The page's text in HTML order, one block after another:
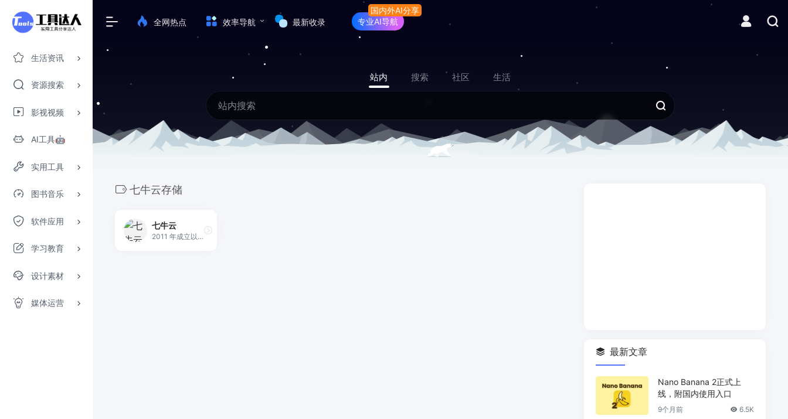
生活资讯
资源搜索
影视视频
AI工具🤖
实用工具
图书音乐
软件应用
学习教育
设计素材
媒体运营
全网热点 效率导航 最新收录 专业AI导航
站内 搜索 社区 生活
七牛云存储
七牛云
2011 年成立以来，七牛云致力于成为全球领先的一站式场景化智能视频云服务商，围绕数字化浪潮下的在线音视频需求，基于强大的云边一体化能力和低代码能力，持续在视频点播、互动直播、实时音视频、摄像头上云等领域，进行深度技术投入，提供面向业务场景的视频云解决方案。截至目前，有超过 100 万企业客户和开发者长期使用七牛云服务，包括 OPPO 、爱奇艺、平安银行、招商银行、上汽集团、芒果 TV 等知名企业。
最新文章
Nano Banana 2正式上
线，附国内使用入口
9个月前 6.5K